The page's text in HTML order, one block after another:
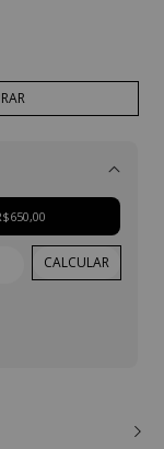
Alterar CEP
CALCULAR
troca